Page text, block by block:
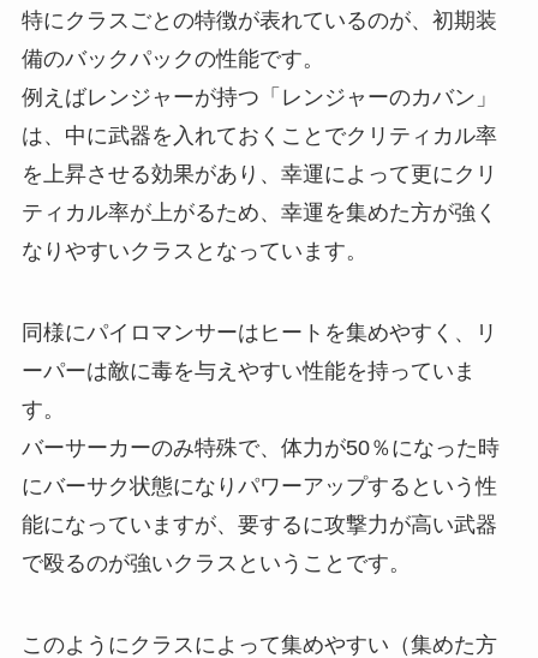
特にクラスごとの特徴が表れているのが、初期装
備のバックパックの性能です。
例えばレンジャーが持つ「レンジャーのカバン」
は、中に武器を入れておくことでクリティカル率
を上昇させる効果があり、幸運によって更にクリ
ティカル率が上がるため、幸運を集めた方が強く
なりやすいクラスとなっています。
同様にパイロマンサーはヒートを集めやすく、リ
ーパーは敵に毒を与えやすい性能を持っていま
す。
バーサーカーのみ特殊で、体力が50％になった時
にバーサク状態になりパワーアップするという性
能になっていますが、要するに攻撃力が高い武器
で殴るのが強いクラスということです。
このようにクラスによって集めやすい（集めた方